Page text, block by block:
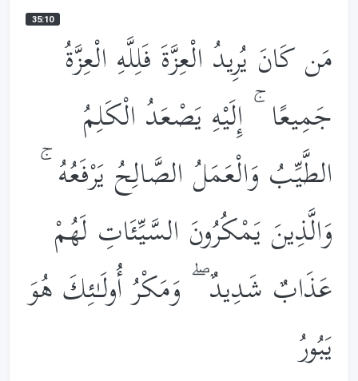
35:10
مَن كَانَ يُرِيدُ الْعِزَّةَ فَلِلَّهِ الْعِزَّةُ
جَمِيعًا ۚ إِلَيْهِ يَصْعَدُ الْكَلِمُ
الطَّيِّبُ وَالْعَمَلُ الصَّالِحُ يَرْفَعُهُ ۚ
وَالَّذِينَ يَمْكُرُونَ السَّيِّئَاتِ لَهُمْ
عَذَابٌ شَدِيدٌ ۖ وَمَكْرُ أُولَـٰئِكَ هُوَ
يَبُورُ